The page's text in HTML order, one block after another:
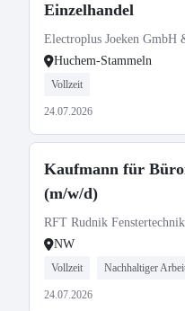
Einzelhandel
Electroplus Joeken GmbH
Huchem-Stammeln
Vollzeit
24.07.2026
Kaufmann für
(m/w/d)
RFT Rudnik
NW
Vollzeit Nachhaltiger
24.07.2026